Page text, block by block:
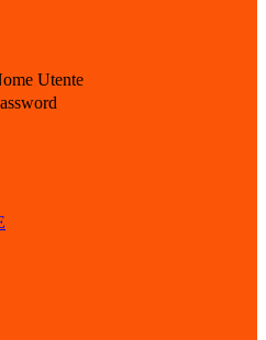
Utente